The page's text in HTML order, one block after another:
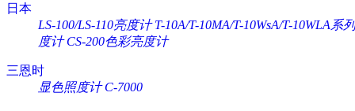
日本
LS-100/LS-110亮度计 T-10A/T-10MA/T-10WsA/T-10WLA系
度计 CS-200色彩亮度计
三恩时
显色照度计 C-7000